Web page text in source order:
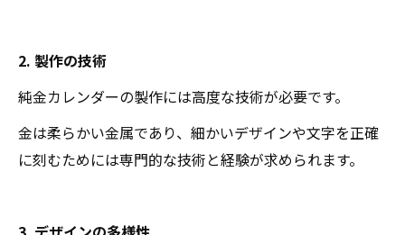
2. 製作の技術
純金カレンダーの製作には高度な技術が必要です。
金は柔らかい金属であり、細かいデザインや文字を正確
に刻むためには専門的な技術と経験が求められます。